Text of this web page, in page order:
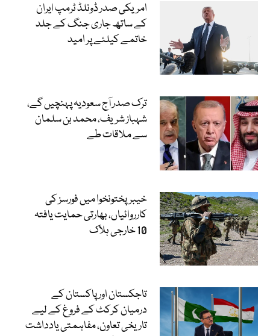
امریکی صدر ڈونلڈ ٹرمپ ایران
کے ساتھ جاری جنگ کے جلد
خاتمے کیلئے پر امید
ترک صدر آج سعودیہ پہنچیں گے،
شہباز شریف، محمد بن سلمان
سے ملاقات طے
خیبرپختونخوا میں فورسز کی
کارروائیاں، بھارتی حمایت یافتہ
10 خارجی ہلاک
تاجکستان اور پاکستان کے
درمیان کرکٹ کے فروغ کے لیے
تاریخی تعاون، مفاہمتی یادداشت